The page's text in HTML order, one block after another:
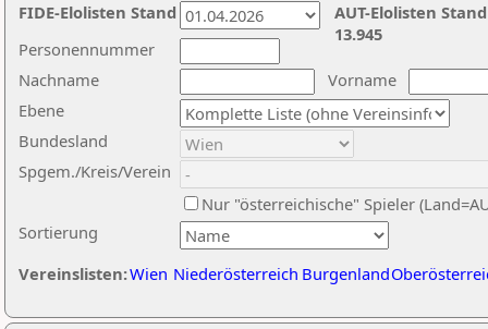
Nachname
Vorname
Ebene
Sortierung
Personennummer
Bundesland
Spgem./Kreis/Verein
Nur "österreichische" Spieler
Vereinslisten:Wien Niederösterreich Burgenland
AUT-Elolisten
13.945
FIDE-Elolisten Stand